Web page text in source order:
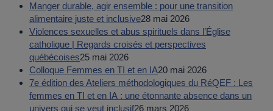
Manger durable, agir ensemble : pour une transition
alimentaire juste et inclusive28 mai 2026
Violences sexuelles et abus spirituels dans l’Église
catholique | Regards croisés et perspectives
québécoises25 mai 2026
Colloque Femmes en TI et en IA20 mai 2026
7e édition des Ateliers méthodologiques du RéQEF : Les
femmes en TI et en IA : une étonnante absence dans un
univers qui se veut inclusif26 mars 2026